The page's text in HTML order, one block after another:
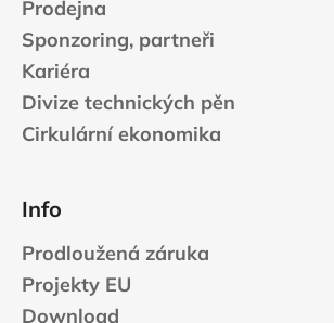
Prodejna
Sponzoring, partneři
Kariéra
Divize technických pěn
Cirkulární ekonomika
Info
Prodloužená záruka
Projekty EU
Download